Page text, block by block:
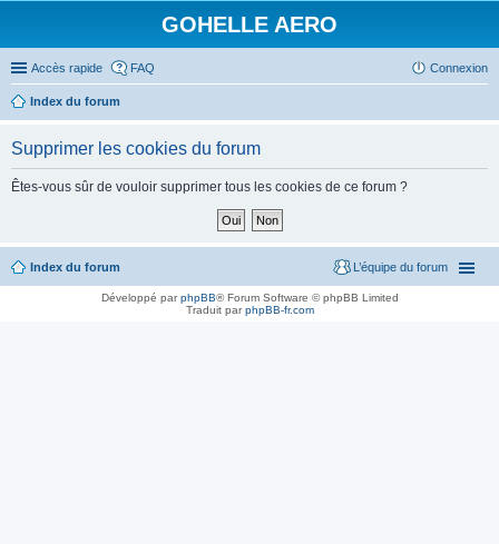
GOHELLE AERO
Accès rapide FAQ Connexion
Index du forum
Supprimer les cookies du forum
Êtes-vous sûr de vouloir supprimer tous les cookies de ce forum ?
Index du forum L’équipe du forum
Développé parphpBB® Forum Software © phpBB Limited
Traduit parphpBB-fr.com